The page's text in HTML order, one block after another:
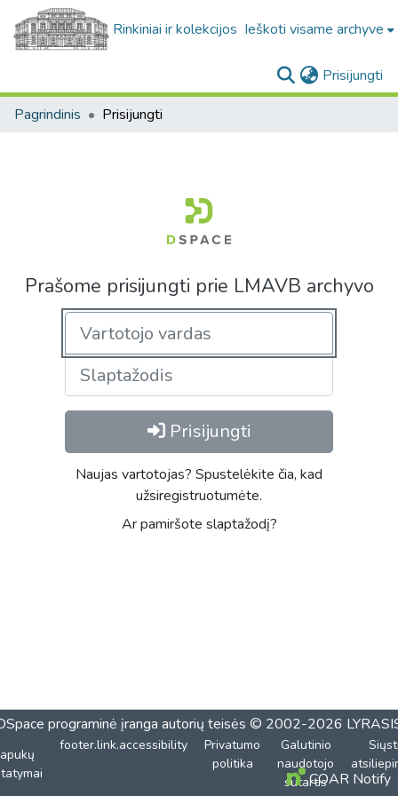
Rinkiniai ir kolekcijos Ieškoti visame archyve
Prisijungti
Pagrindinis Prisijungti
Prašome prisijungti prie LMAVB archyvo
Prisijungti
Naujas vartotojas? Spustelėkite čia, kad
užsiregistruotumėte.
Ar pamiršote slaptažodį?
programinė įranga autorių teisės © 2002-2026
footer.link.accessibility
Privatumo
politika
Galutinio
naudotojo
sutartisCOAR Notify